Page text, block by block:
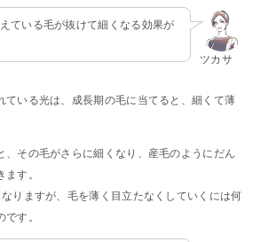
ツカサ
ている毛が抜けて細くなる効果が
ている光は、成長期の毛に当てると、細くて薄
、その毛がさらに細くなり、産毛のようにだん
す。
りますが、毛を薄く目立たなくしていくには何
す。